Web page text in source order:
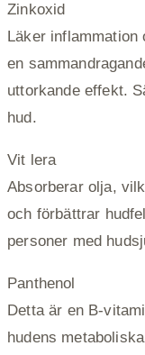
Zinkoxid
Läker
en
uttorkande effekt.
hud.
Vit lera
Absorberar olja,
och förbättrar
personer med
Panthenol
Detta är en B-
hudens